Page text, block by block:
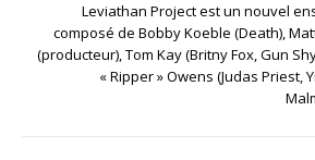
Leviathan Project est un nouvel
composé de Bobby Koeble (Death),
(producteur), Tom Kay (Britny Fox, Gun
« Ripper » Owens (Judas Priest,